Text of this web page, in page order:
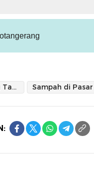
Pasar Sentiong Tangerang